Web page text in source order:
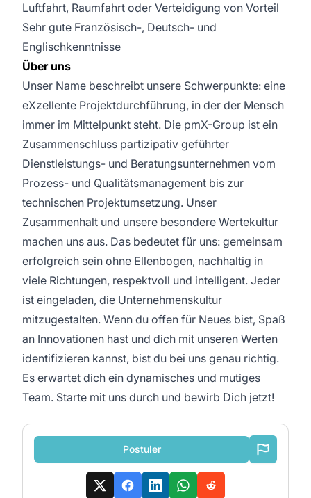
Luftfahrt, Raumfahrt oder Verteidigung von Vorteil
Sehr gute Französisch-, Deutsch- und
Englischkenntnisse
Über uns
Unser Name beschreibt unsere Schwerpunkte: eine
eXzellente Projektdurchführung, in der der Mensch
immer im Mittelpunkt steht. Die pmX-Group ist ein
Zusammenschluss partizipativ geführter
Dienstleistungs- und Beratungsunternehmen vom
Prozess- und Qualitätsmanagement bis zur
technischen Projektumsetzung. Unser
Zusammenhalt und unsere besondere Wertekultur
machen uns aus. Das bedeutet für uns: gemeinsam
erfolgreich sein ohne Ellenbogen, nachhaltig in
viele Richtungen, respektvoll und intelligent. Jeder
ist eingeladen, die Unternehmenskultur
mitzugestalten. Wenn du offen für Neues bist, Spaß
an Innovationen hast und dich mit unseren Werten
identifizieren kannst, bist du bei uns genau richtig.
Es erwartet dich ein dynamisches und mutiges
Team. Starte mit uns durch und bewirb Dich jetzt!
Postuler